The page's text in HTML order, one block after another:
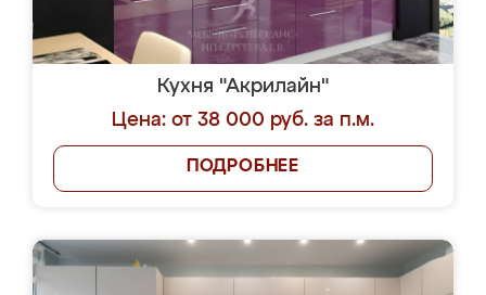
Кухня "Акрилайн"
Цена: от 38 000 руб. за п.м.
ПОДРОБНЕЕ